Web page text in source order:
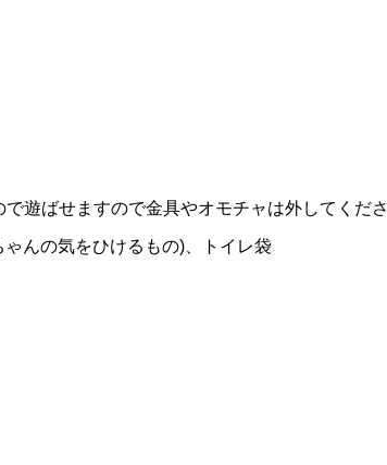
遊ばせますので金具やオモチャは外してくださ
んの気をひけるもの)、トイレ袋